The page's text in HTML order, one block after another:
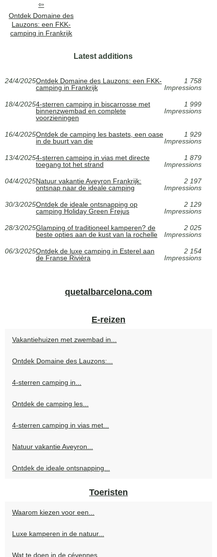
Ontdek Domaine des
Lauzons: een FKK-
camping in Frankrijk
Latest additions
24/4/2025Ontdek Domaine des Lauzons: een FKK-
camping in Frankrijk
1 758
Impressions
18/4/20254-sterren camping in biscarrosse met
binnenzwembad en complete
voorzieningen
1 999
Impressions
16/4/2025Ontdek de camping les bastets, een oase
in de buurt van die
1 929
Impressions
13/4/20254-sterren camping in vias met directe
toegang tot het strand
1 879
Impressions
04/4/2025Natuur vakantie Aveyron Frankrijk:
ontsnap naar de ideale camping
2 197
Impressions
30/3/2025Ontdek de ideale ontsnapping op
camping Holiday Green Frejus
2 129
Impressions
28/3/2025Glamping of traditioneel kamperen? de
beste opties aan de kust van la rochelle
2 025
Impressions
06/3/2025Ontdek de luxe camping in Esterel aan
de Franse Rivièra
2 154
Impressions
quetalbarcelona.com
E-reizen
Vakantiehuizen met zwembad in...
Ontdek Domaine des Lauzons:...
4-sterren camping in...
Ontdek de camping les...
4-sterren camping in vias met...
Natuur vakantie Aveyron...
Ontdek de ideale ontsnapping...
Toeristen
Waarom kiezen voor een...
Luxe kamperen in de natuur...
Wat te doen in de cévennes...